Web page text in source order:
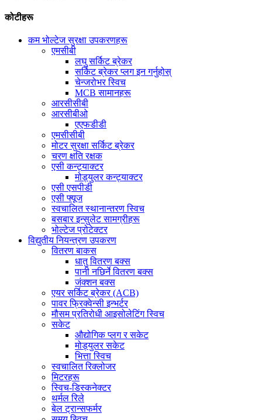
कोटीहरू
कम भोल्टेज सुरक्षा उपकरणहरू
एमसीबी
लघु सर्किट ब्रेकर
सर्किट ब्रेकर प्लग इन गर्नुहोस्
चेन्जरोभर स्विच
MCB सामानहरू
आरसीसीबी
आरसीबीओ
एएफडीडी
एमसीसीबी
मोटर सुरक्षा सर्किट ब्रेकर
चरण क्षति रक्षक
एसी कन्ट्याक्टर
मोड्युलर कन्ट्याक्टर
एसी एसपीडी
एसी फ्यूज
स्वचालित स्थानान्तरण स्विच
बसबार इन्सुलेट सामग्रीहरू
भोल्टेज प्रोटेक्टर
विद्युतीय नियन्त्रण उपकरण
वितरण बाकस
धातु वितरण बक्स
पानी नछिर्ने वितरण बक्स
जंक्शन बक्स
एयर सर्किट ब्रेकर (ACB)
पावर फ्रिक्वेन्सी इन्भर्टर
मौसम प्रतिरोधी आइसोलेटिंग स्विच
सकेट
औद्योगिक प्लग र सकेट
मोड्युलर सकेट
भित्ता स्विच
स्वचालित रिक्लोजर
मिटरहरू
स्विच-डिस्कनेक्टर
थर्मल रिले
बेल ट्रान्सफर्मर